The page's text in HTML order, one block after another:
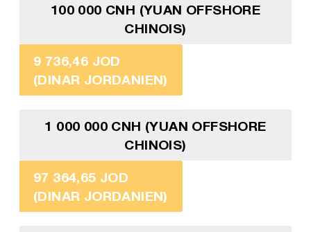
100 000 CNH (YUAN OFFSHORE
CHINOIS)
9 736,46 JOD
(DINAR JORDANIEN)
1 000 000 CNH (YUAN OFFSHORE
CHINOIS)
97 364,65 JOD
(DINAR JORDANIEN)